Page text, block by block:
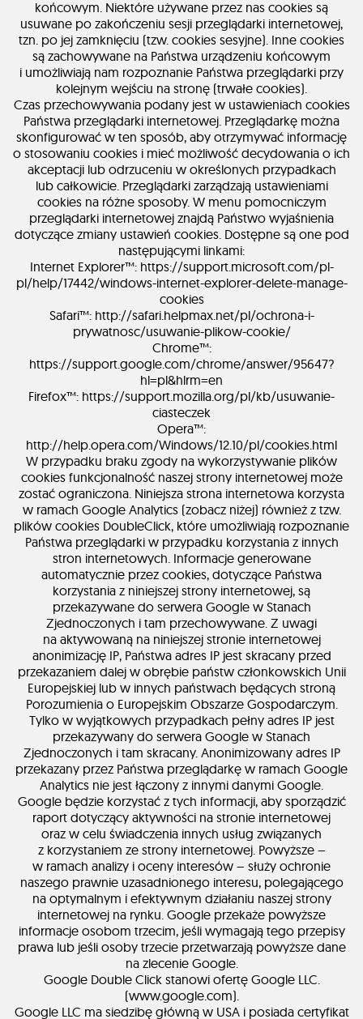
końcowym. Niektóre używane przez nas cookies są
usuwane po zakończeniu sesji przeglądarki internetowej,
tzn. po jej zamknięciu (tzw. cookies sesyjne). Inne cookies
są zachowywane na Państwa urządzeniu końcowym
i umożliwiają nam rozpoznanie Państwa przeglądarki przy
kolejnym wejściu na stronę (trwałe cookies).
Czas przechowywania podany jest w ustawieniach cookies
Państwa przeglądarki internetowej. Przeglądarkę można
skonfigurować w ten sposób, aby otrzymywać informację
o stosowaniu cookies i mieć możliwość decydowania o ich
akceptacji lub odrzuceniu w określonych przypadkach
lub całkowicie. Przeglądarki zarządzają ustawieniami
cookies na różne sposoby. W menu pomocniczym
przeglądarki internetowej znajdą Państwo wyjaśnienia
dotyczące zmiany ustawień cookies. Dostępne są one pod
następującymi linkami:
Internet Explorer™: https://support.microsoft.com/pl-
pl/help/17442/windows-internet-explorer-delete-manage-
cookies
Safari™: http://safari.helpmax.net/pl/ochrona-i-
prywatnosc/usuwanie-plikow-cookie/
Chrome™:
https://support.google.com/chrome/answer/95647?
hl=pl&hlrm=en
Firefox™: https://support.mozilla.org/pl/kb/usuwanie-
ciasteczek
Opera™:
http://help.opera.com/Windows/12.10/pl/cookies.html
W przypadku braku zgody na wykorzystywanie plików
cookies funkcjonalność naszej strony internetowej może
zostać ograniczona. Niniejsza strona internetowa korzysta
w ramach Google Analytics (zobacz niżej) również z tzw.
plików cookies DoubleClick, które umożliwiają rozpoznanie
Państwa przeglądarki w przypadku korzystania z innych
stron internetowych. Informacje generowane
automatycznie przez cookies, dotyczące Państwa
korzystania z niniejszej strony internetowej, są
przekazywane do serwera Google w Stanach
Zjednoczonych i tam przechowywane. Z uwagi
na aktywowaną na niniejszej stronie internetowej
anonimizację IP, Państwa adres IP jest skracany przed
przekazaniem dalej w obrębie państw członkowskich Unii
Europejskiej lub w innych państwach będących stroną
Porozumienia o Europejskim Obszarze Gospodarczym.
Tylko w wyjątkowych przypadkach pełny adres IP jest
przekazywany do serwera Google w Stanach
Zjednoczonych i tam skracany. Anonimizowany adres IP
przekazany przez Państwa przeglądarkę w ramach Google
Analytics nie jest łączony z innymi danymi Google.
Google będzie korzystać z tych informacji, aby sporządzić
raport dotyczący aktywności na stronie internetowej
oraz w celu świadczenia innych usług związanych
z korzystaniem ze strony internetowej. Powyższe –
w ramach analizy i oceny interesów – służy ochronie
naszego prawnie uzasadnionego interesu, polegającego
na optymalnym i efektywnym działaniu naszej strony
internetowej na rynku. Google przekaże powyższe
informacje osobom trzecim, jeśli wymagają tego przepisy
prawa lub jeśli osoby trzecie przetwarzają powyższe dane
na zlecenie Google.
Google Double Click stanowi ofertę Google LLC.
(www.google.com).
Google LLC ma siedzibę główną w USA i posiada certyfikat